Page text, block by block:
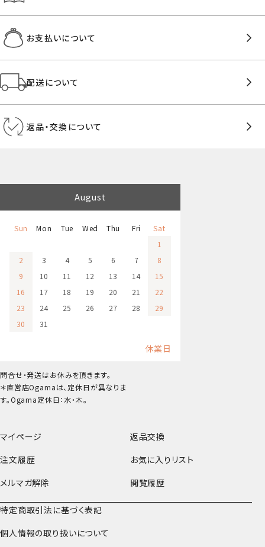
お支払いについて
配送について
返品・交換について
マイページ
返品交換
注文履歴
お気に入りリスト
メルマガ解除
閲覧履歴
特定商取引法に基づく表記
個人情報の取り扱いについて
August
Sun Mon Tue Wed Thu Fri
Sat
1
2
3 4 5 6 7
8
9
10 11 12 13 14
15
16
17 18 19 20 21
22
23
24 25 26 27 28
29
30
31
休業日
問合せ・発送はお休みを頂きます。
＊直営店Ogamaは、定休日が異なりま
す。Ogama定休日：水・木。